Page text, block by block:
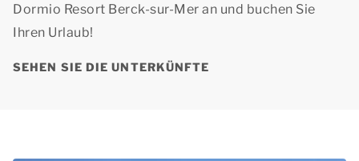
Dormio Resort Berck-sur-Mer an und buchen Sie
Ihren Urlaub!
SEHEN SIE DIE UNTERKÜNFTE